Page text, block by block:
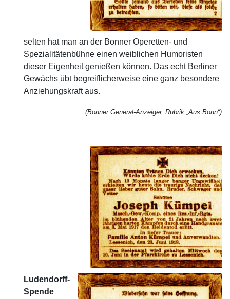
selten hat man an der Bonner Operetten- und
Spezialitätenbühne einen weiblichen Humoristen
dieser Eigenheit genießen können. Das echt Berliner
Gewächs übt begreiflicherweise eine ganz besondere
Anziehungskraft aus.
(Bonner General-Anzeiger, Rubrik „Aus Bonn“)
Ludendorff-
Spende